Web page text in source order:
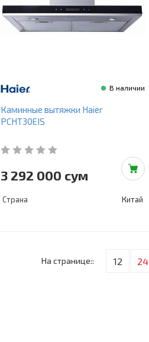
В наличии
Каминные вытяжки Haier
PCHT30EIS
3 292 000 сум
Страна Китай
На странице:: 12 24